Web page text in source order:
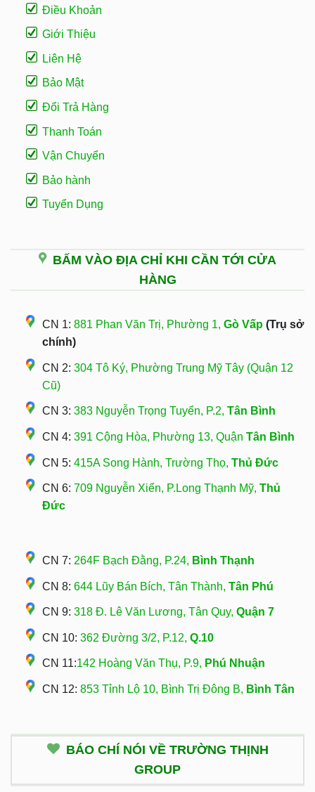
Điều Khoản
Giới Thiệu
Liên Hệ
Bảo Mật
Đổi Trả Hàng
Thanh Toán
Vận Chuyển
Bảo hành
Tuyển Dụng
BẤM VÀO ĐỊA CHỈ KHI CẦN TỚI CỬA
HÀNG
CN 1: 881 Phan Văn Trị, Phường 1, Gò Vấp (Trụ sở
chính)
CN 2: 304 Tô Ký, Phường Trung Mỹ Tây (Quận 12
Cũ)
CN 3: 383 Nguyễn Trọng Tuyển, P.2, Tân Bình
CN 4: 391 Cộng Hòa, Phường 13, Quận Tân Bình
CN 5: 415A Song Hành, Trường Thọ, Thủ Đức
CN 6: 709 Nguyễn Xiển, P.Long Thạnh Mỹ, Thủ
Đức
CN 7: 264F Bạch Đằng, P.24, Bình Thạnh
CN 8: 644 Lũy Bán Bích, Tân Thành, Tân Phú
CN 9: 318 Đ. Lê Văn Lương, Tân Quy, Quận 7
CN 10: 362 Đường 3/2, P.12, Q.10
CN 11:142 Hoàng Văn Thụ, P.9, Phú Nhuận
CN 12: 853 Tỉnh Lộ 10, Bình Trị Đông B, Bình Tân
BÁO CHÍ NÓI VỀ TRƯỜNG THỊNH
GROUP